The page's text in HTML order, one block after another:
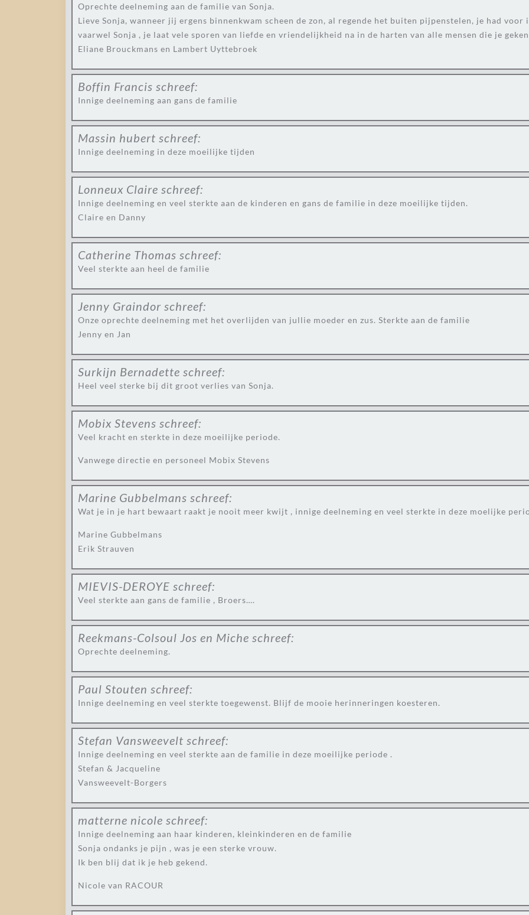
Oprechte deelneming aan de familie van Sonja.
Lieve Sonja, wanneer jij ergens binnenkwam scheen de zon, al regende het buiten pijpenstelen, je had
vaarwel Sonja , je laat vele sporen van liefde en vriendelijkheid na in de harten van alle mensen die je
Eliane Brouckmans en Lambert Uyttebroek
Boffin Francis schreef:
Innige deelneming aan gans de familie
Massin hubert schreef:
Innige deelneming in deze moeilijke tijden
Lonneux Claire schreef:
Innige deelneming en veel sterkte aan de kinderen en gans de familie in deze moeilijke tijden.
Claire en Danny
Catherine Thomas schreef:
Veel sterkte aan heel de familie
Jenny Graindor schreef:
Onze oprechte deelneming met het overlijden van jullie moeder en zus. Sterkte aan de familie
Jenny en Jan
Surkijn Bernadette schreef:
Heel veel sterke bij dit groot verlies van Sonja.
Mobix Stevens schreef:
Veel kracht en sterkte in deze moeilijke periode.
Vanwege directie en personeel Mobix Stevens
Marine Gubbelmans schreef:
Wat je in je hart bewaart raakt je nooit meer kwijt , innige deelneming en veel sterkte in deze moelijke
Marine Gubbelmans
Erik Strauven
MIEVIS-DEROYE schreef:
Veel sterkte aan gans de familie , Broers….
Reekmans-Colsoul Jos en Miche schreef:
Oprechte deelneming.
Paul Stouten schreef:
Innige deelneming en veel sterkte toegewenst. Blijf de mooie herinneringen koesteren.
Stefan Vansweevelt schreef:
Innige deelneming en veel sterkte aan de familie in deze moeilijke periode .
Stefan & Jacqueline
Vansweevelt-Borgers
matterne nicole schreef:
Innige deelneming aan haar kinderen, kleinkinderen en de familie
Sonja ondanks je pijn , was je een sterke vrouw.
Ik ben blij dat ik je heb gekend.
Nicole van RACOUR